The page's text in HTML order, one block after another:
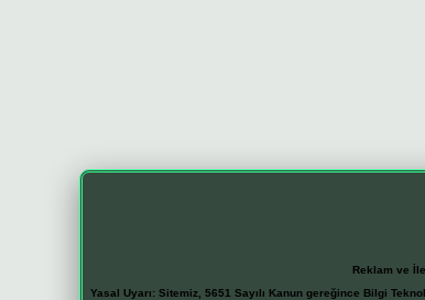
Reklam ve
Yasal Uyarı:Sitemiz, 5651 Sayılı Kanun gereğince Bilgi